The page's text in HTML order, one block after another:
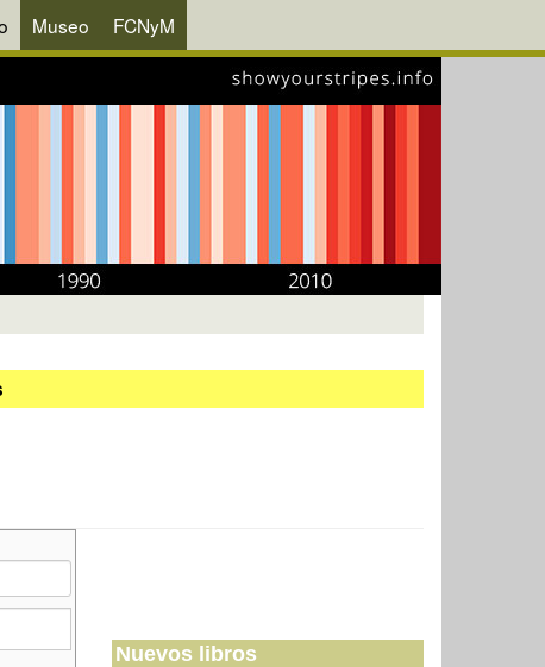
Museo FCNyM
Nuevos libros